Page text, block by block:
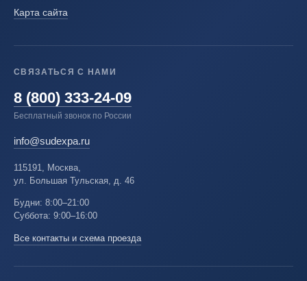
Карта сайта
СВЯЗАТЬСЯ С НАМИ
8 (800) 333-24-09
Бесплатный звонок по России
info@sudexpa.ru
115191, Москва,
ул. Большая Тульская, д. 46
Будни: 8:00–21:00
Суббота: 9:00–16:00
Все контакты и схема проезда